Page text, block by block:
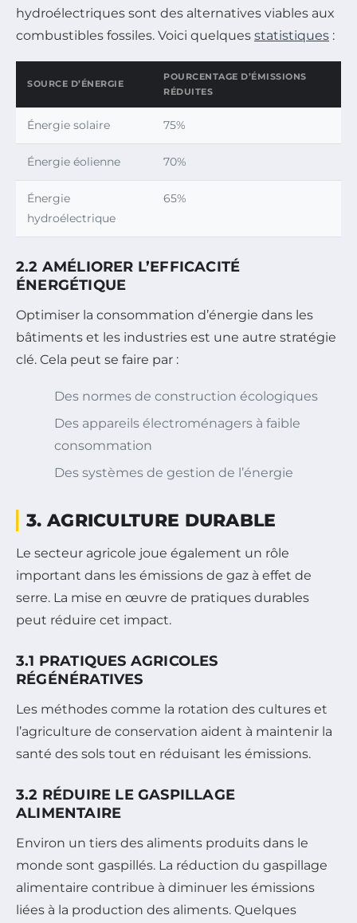
hydroélectriques sont des alternatives viables aux
combustibles fossiles. Voici quelques statistiques :
SOURCE D’ÉNERGIE
POURCENTAGE D’ÉMISSIONS
RÉDUITES
Énergie solaire 75%
Énergie éolienne 70%
Énergie
hydroélectrique
65%
2.2 AMÉLIORER L’EFFICACITÉ
ÉNERGÉTIQUE
Optimiser la consommation d’énergie dans les
bâtiments et les industries est une autre stratégie
clé. Cela peut se faire par :
Des normes de construction écologiques
Des appareils électroménagers à faible
consommation
Des systèmes de gestion de l’énergie
3. AGRICULTURE DURABLE
Le secteur agricole joue également un rôle
important dans les émissions de gaz à effet de
serre. La mise en œuvre de pratiques durables
peut réduire cet impact.
3.1 PRATIQUES AGRICOLES
RÉGÉNÉRATIVES
Les méthodes comme la rotation des cultures et
l’agriculture de conservation aident à maintenir la
santé des sols tout en réduisant les émissions.
3.2 RÉDUIRE LE GASPILLAGE
ALIMENTAIRE
Environ un tiers des aliments produits dans le
monde sont gaspillés. La réduction du gaspillage
alimentaire contribue à diminuer les émissions
liées à la production des aliments. Quelques